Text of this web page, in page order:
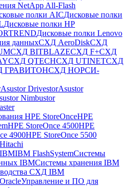
NetApp All-Flash
полки AICДисковые полки
Дисковые полки HP
Дисковые полки Lenovo
данныхСХД AeroDiskСХД
СХД BITBLAZEСХД F+СХД
СХД QTECHСХД UTINETСХД
ГРАВИТОНСХД НОРСИ-
Asustor DrivestorAsustor
Nimbustor
HPE StoreOnceHPE
HPE StoreOnce 4500HPE
4900HPE StoreOnce 5500
IBM FlashSystemСистемы
IBMСистемы хранения IBM
СХД IBM
Управление и ПО для